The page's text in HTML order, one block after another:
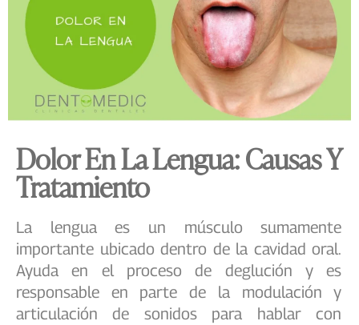
Dolor En La Lengua: Causas Y
Tratamiento
La lengua es un músculo sumamente
importante ubicado dentro de la cavidad oral.
Ayuda en el proceso de deglución y es
responsable en parte de la modulación y
articulación de sonidos para hablar con